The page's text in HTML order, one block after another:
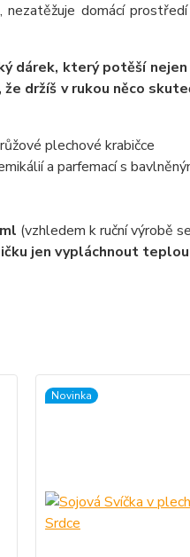
domácí
dárek, který potěší
držíš v rukou něco
plechové krabičce
a parfemací s
(vzhledem k ruční výrobě
jen vypláchnout
Novinka